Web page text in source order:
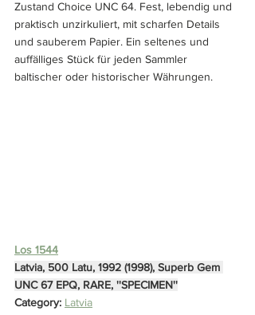
Zustand Choice UNC 64. Fest, lebendig und
praktisch unzirkuliert, mit scharfen Details
und sauberem Papier. Ein seltenes und
auffälliges Stück für jeden Sammler
baltischer oder historischer Währungen.
Los 1544
Latvia, 500 Latu, 1992 (1998), Superb Gem
UNC 67 EPQ, RARE, ''SPECIMEN''
Category: Latvia